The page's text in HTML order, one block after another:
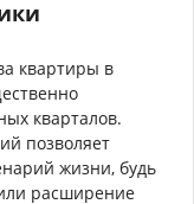
квартиры в
кварталов.
позволяет
жизни, будь
расширение